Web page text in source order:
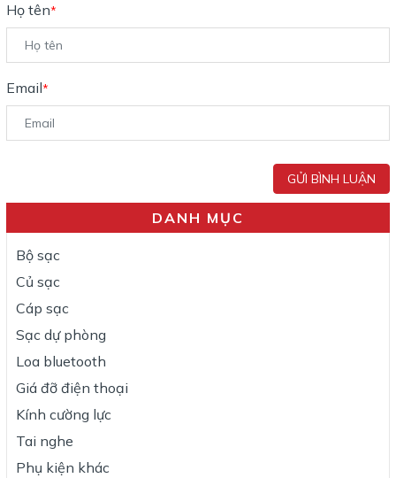
Họ tên*
Email*
GỬI BÌNH LUẬN
DANH MỤC
Bộ sạc
Củ sạc
Cáp sạc
Sạc dự phòng
Loa bluetooth
Giá đỡ điện thoại
Kính cường lực
Tai nghe
Phụ kiện khác